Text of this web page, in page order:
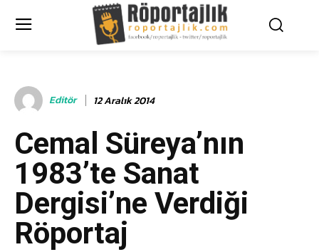
Editör 12 Aralık 2014
Cemal Süreya’nın
1983’te Sanat
Dergisi’ne Verdiği
Röportaj